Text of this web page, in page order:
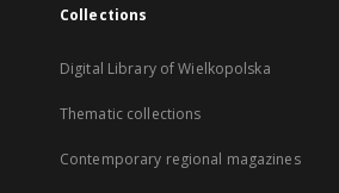
Collections
Digital Library of Wielkopolska
Thematic collections
Contemporary regional magazines